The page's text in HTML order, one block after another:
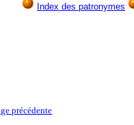
Index des patronymes
précédente